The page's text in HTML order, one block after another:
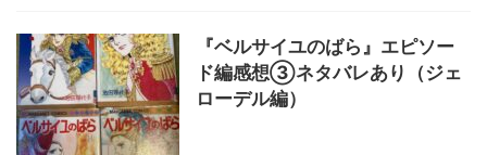
『ベルサイユのばら』エピソー
ド編感想③ネタバレあり（ジェ
ローデル編）